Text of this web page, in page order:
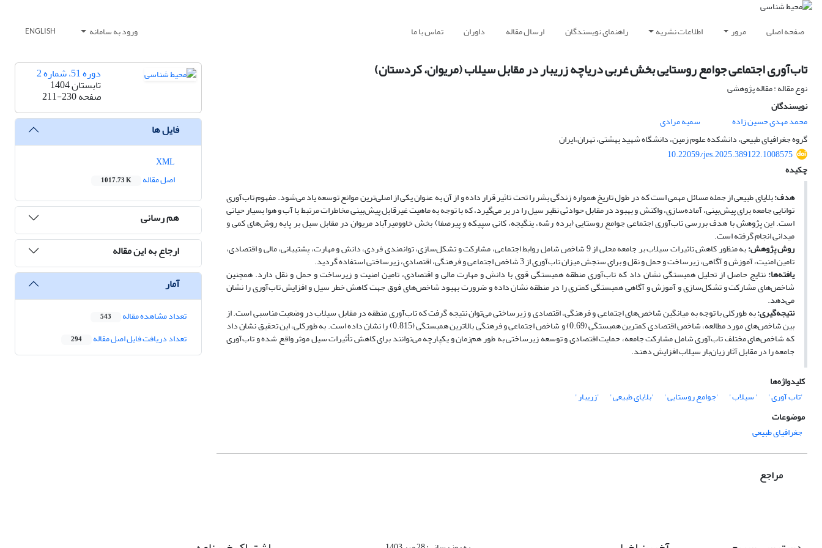
صفحه اصلی مرور اطلاعات نشریه راهنمای نویسندگان ارسال مقاله داوران تماس با ما ورود به سامانه ENGLISH
‌تاب‌آوری اجتماعی جوامع روستایی بخش غربی دریاچه زریبار در مقابل سیلاب (مریوان، کردستان)
نوع مقاله : مقاله پژوهشی
نویسندگان
محمد مهدی حسین زاده
سمیه مرادی
گروه جغرافیای طبیعی، دانشکده علوم زمین، دانشگاه شهید بهشتی، تهران،‌ایران
10.22059/jes.2025.389122.1008575
چکیده
هدف:بلایای طبیعی از جمله مسائل مهمی است که در طول تاریخ همواره زندگی بشر را تحت تاثیر قرار داده و از آن به عنوان یکی از اصلی‌ترین موانع توسعه یاد می‌‌شود. مفهوم ‌تاب‌آوری
توانایی جامعه برای پیش‌بینی، آماده‌سازی، واکنش و بهبود در مقابل حوادثی نظیر سیل را در بر می‌گیرد، که با توجه به ماهیت غیرقابل پیش‌بینی مخاطرات مرتبط با آب و هوا بسیار حیاتی
است.‌ این پژوهش با هدف بررسی ‌تاب‌آوری اجتماعی جوامع روستایی (برده رشه، ینگیجه، کانی سپیکه و پیرصفا) بخش خاوومیرآباد مریوان در مقابل سیل بر پایه روش‌های کمی و
میدانی انجام گرفته است.
روش پژوهش: به منظور کاهش تاثیرات سیلاب بر جامعه محلی از 9 شاخص شامل روابط اجتماعی، مشارکت و تشکل‌سازی، توانمندی فردی، دانش و مهارت، پشتیبانی، مالی و اقتصادی،
تامین امنیت، آموزش و آگاهی، زیرساخت و حمل و نقل و برای سنجش میزان ‌تاب‌آوری از 3 شاخص اجتماعی و فرهنگی، اقتصادی، زیرساختی استفاده گردید.
یافته‌‌‌ها:نتایج حاصل از تحلیل همبستگی نشان داد که ‌تاب‌آوری منطقه همبستگی قوی با دانش و مهارت مالی و اقتصادی، تامین امنیت و زیرساخت و حمل و نقل دارد. همچنین
شاخص‌های مشارکت و تشکل‌سازی و آموزش و آگاهی همبستگی کمتری را در منطقه نشان داده و ضرورت بهبود شاخص‌های فوق جهت کاهش خطر سیل و افزایش ‌تاب‌آوری را نشان
می‌دهد.
نتیجه‌گیری:به طورکلی با توجه به میانگین شاخص‌های اجتماعی و فرهنگی، اقتصادی و زیرساختی می‌‌توان نتیجه گرفت که ‌تاب‌آوری منطقه در مقابل سیلاب در وضعیت مناسبی است. از
بین شاخص‌‌های مورد مطالعه، شاخص اقتصادی کمترین همبستگی (0.69) و شاخص اجتماعی و فرهنگی بالاترین همبستگی (0.815) را نشان داده است. به طورکلی، ‌این تحقیق نشان داد
که شاخص‌های مختلف ‌تاب‌آوری شامل مشارکت جامعه، حمایت اقتصادی و توسعه زیرساختی به طور هم‌زمان و یکپارچه می‌توانند برای کاهش تأثیرات سیل موثر واقع شده و ‌تاب‌آوری
جامعه را در مقابل آثار زیان‌بار سیلاب افزایش دهند.
کلیدواژه‌ها
'تاب آوری '
' سیلاب ' 'جوامع روستایی ' 'بلایای طبیعی '
'زریبار '
موضوعات
جغرافیای طبیعی
مراجع
دوره 51، شماره 2
تابستان 1404
صفحه211-230
فایل ها
اصل مقاله
1017.73 K
هم رسانی
ارجاع به این مقاله
آمار
تعداد مشاهده مقاله 543
تعداد دریافت فایل اصل مقاله 294